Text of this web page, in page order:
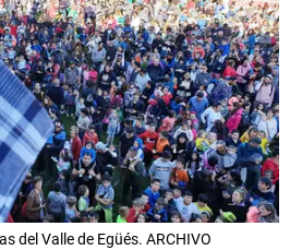
del Valle de Egüés. ARCHIVO